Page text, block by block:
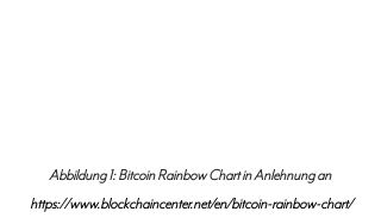
Abbildung 1: Bitcoin Rainbow Chart in Anlehnung an
https://www.blockchaincenter.net/en/bitcoin-rainbow-chart/